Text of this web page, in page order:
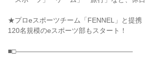
★プロeスポーツチーム「FENNEL」と提携
120名規模のeスポーツ部もスタート！
■□―――――――――――――――――